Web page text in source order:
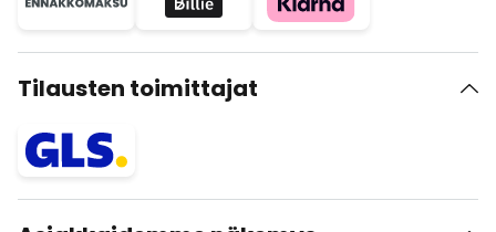
Tilausten toimittajat